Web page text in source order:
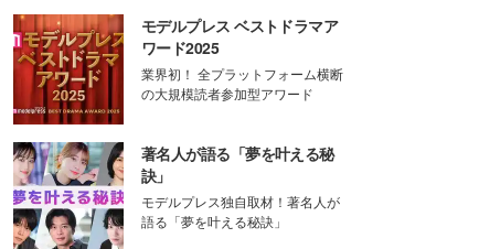
モデルプレス ベストドラマア
ワード2025
業界初！ 全プラットフォーム横断
の大規模読者参加型アワード
著名人が語る「夢を叶える秘
訣」
モデルプレス独自取材！著名人が
語る「夢を叶える秘訣」